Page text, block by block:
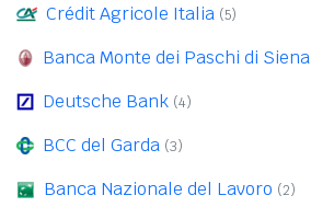
Crédit Agricole Italia (5)
Banca Monte dei Paschi di Siena
Deutsche Bank (4)
BCC del Garda (3)
Banca Nazionale del Lavoro (2)